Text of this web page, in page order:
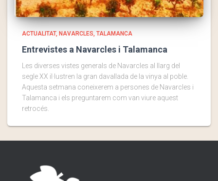
ACTUALITAT NAVARCLES TALAMANCA
Entrevistes a Navarcles i Talamanca
Les diverses vistes generals de Navarcles al llarg del
segle XX il·lustren la gran davallada de la vinya al poble.
Aquesta setmana coneixerem a persones de Navarcles i
Talamanca i els preguntarem com van viure aquest
retrocés.